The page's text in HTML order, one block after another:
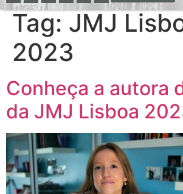
Tag: JMJ
2023
Conheça a autora
da JMJ Lisboa